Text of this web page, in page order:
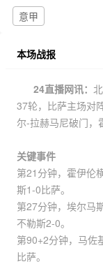
意甲
本场战报
24直播网讯：
37轮，比萨主场对
尔-拉赫马尼破门，
关键事件
第21分钟，霍伊伦
斯1-0比萨。
第27分钟，埃尔马
不勒斯2-0。
第90+2分钟，马佐
比萨。